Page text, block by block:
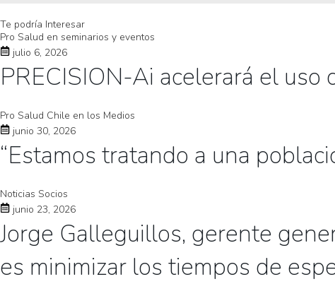
Te podría Interesar
Pro Salud en seminarios y eventos
julio 6, 2026
PRECISION-Ai acelerará el
Pro Salud Chile en los Medios
junio 30, 2026
“Estamos tratando a una
Noticias Socios
junio 23, 2026
Jorge Galleguillos, gerente
es minimizar los tiempos de